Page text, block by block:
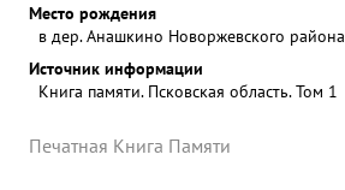
Место рождения
в дер. Анашкино Новоржевского района
Источник информации
Книга памяти. Псковская область. Том 1
Печатная Книга Памяти